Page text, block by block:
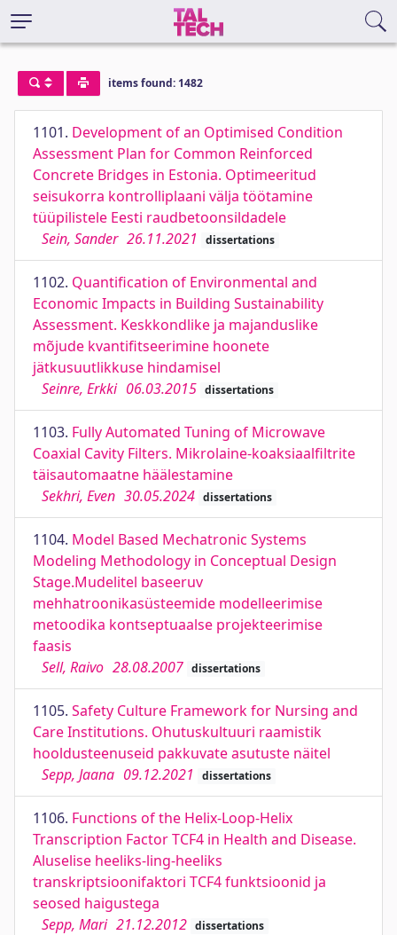
items found: 1482
1101. Development of an Optimised Condition
Assessment Plan for Common Reinforced
Concrete Bridges in Estonia. Optimeeritud
seisukorra kontrolliplaani välja töötamine
tüüpilistele Eesti raudbetoonsildadele
Sein, Sander 26.11.2021 dissertations
1102. Quantification of Environmental and
Economic Impacts in Building Sustainability
Assessment. Keskkondlike ja majanduslike
mõjude kvantifitseerimine hoonete
jätkusuutlikkuse hindamisel
Seinre, Erkki 06.03.2015 dissertations
1103. Fully Automated Tuning of Microwave
Coaxial Cavity Filters. Mikrolaine-koaksiaalfiltrite
täisautomaatne häälestamine
Sekhri, Even 30.05.2024 dissertations
1104. Model Based Mechatronic Systems
Modeling Methodology in Conceptual Design
Stage.Mudelitel baseeruv
mehhatroonikasüsteemide modelleerimise
metoodika kontseptuaalse projekteerimise
faasis
Sell, Raivo 28.08.2007 dissertations
1105. Safety Culture Framework for Nursing and
Care Institutions. Ohutuskultuuri raamistik
hooldusteenuseid pakkuvate asutuste näitel
Sepp, Jaana 09.12.2021 dissertations
1106. Functions of the Helix-Loop-Helix
Transcription Factor TCF4 in Health and Disease.
Aluselise heeliks-ling-heeliks
transkriptsioonifaktori TCF4 funktsioonid ja
seosed haigustega
Sepp, Mari 21.12.2012 dissertations